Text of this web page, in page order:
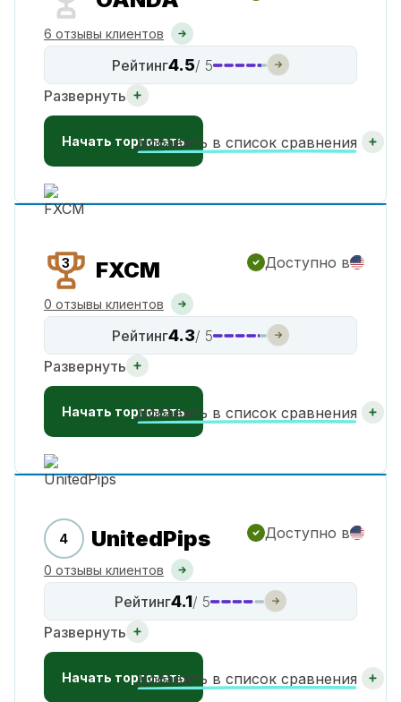
6 отзывы клиентов
Рейтинг4.5/ 5
Развернуть
Начать торговатьДобавить в список сравнения
Доступно в
3 FXCM
0 отзывы клиентов
Рейтинг4.3/ 5
Развернуть
Начать торговатьДобавить в список сравнения
Доступно в
4 UnitedPips
0 отзывы клиентов
Рейтинг4.1/ 5
Развернуть
Начать торговатьДобавить в список сравнения